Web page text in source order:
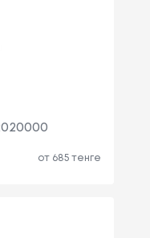
от 685 тенге